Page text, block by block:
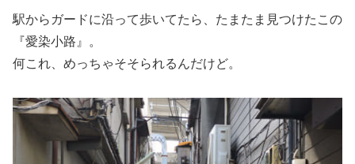
駅からガードに沿って歩いてたら、たまたま見つけたこの
『愛染小路』。
何これ、めっちゃそそられるんだけど。